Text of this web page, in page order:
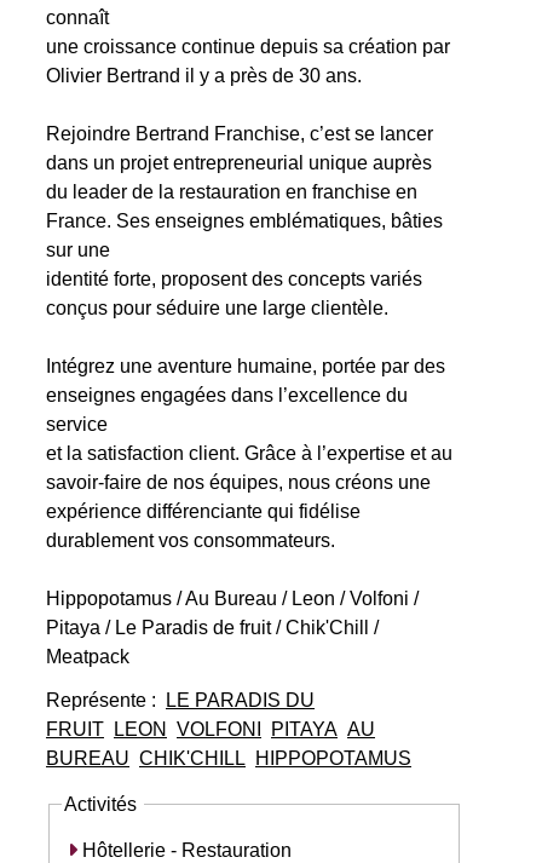
connaît
une croissance continue depuis sa création par
Olivier Bertrand il y a près de 30 ans.
Rejoindre Bertrand Franchise, c’est se lancer
dans un projet entrepreneurial unique auprès
du leader de la restauration en franchise en
France. Ses enseignes emblématiques, bâties
sur une
identité forte, proposent des concepts variés
conçus pour séduire une large clientèle.
Intégrez une aventure humaine, portée par des
enseignes engagées dans l’excellence du
service
et la satisfaction client. Grâce à l’expertise et au
savoir-faire de nos équipes, nous créons une
expérience différenciante qui fidélise
durablement vos consommateurs.
Hippopotamus / Au Bureau / Leon / Volfoni /
Pitaya / Le Paradis de fruit / Chik'Chill /
Meatpack
Représente :
LE PARADIS DU
FRUIT
LEON VOLFONI PITAYA AU
BUREAU CHIK'CHILL HIPPOPOTAMUS
Activités
Hôtellerie - Restauration